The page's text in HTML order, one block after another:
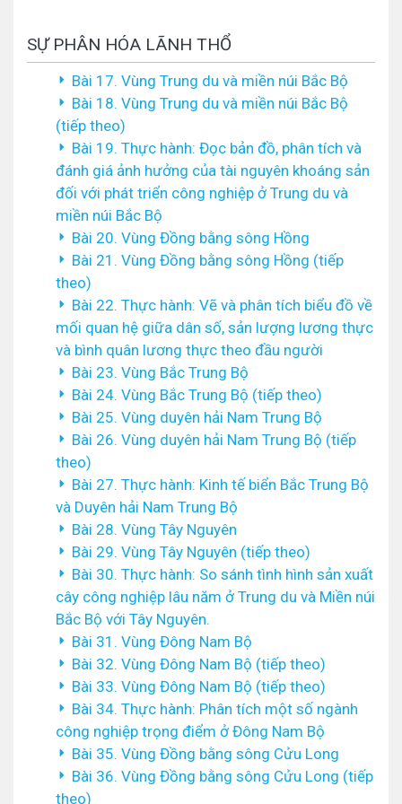
SỰ PHÂN HÓA LÃNH THỔ
Bài 17. Vùng Trung du và miền núi Bắc Bộ
Bài 18. Vùng Trung du và miền núi Bắc Bộ
(tiếp theo)
Bài 19. Thực hành: Đọc bản đồ, phân tích và
đánh giá ảnh hưởng của tài nguyên khoáng sản
đối với phát triển công nghiệp ở Trung du và
miền núi Bắc Bộ
Bài 20. Vùng Đồng bằng sông Hồng
Bài 21. Vùng Đồng bằng sông Hồng (tiếp
theo)
Bài 22. Thực hành: Vẽ và phân tích biểu đồ về
mối quan hệ giữa dân số, sản lượng lương thực
và bình quân lương thực theo đầu người
Bài 23. Vùng Bắc Trung Bộ
Bài 24. Vùng Bắc Trung Bộ (tiếp theo)
Bài 25. Vùng duyên hải Nam Trung Bộ
Bài 26. Vùng duyên hải Nam Trung Bộ (tiếp
theo)
Bài 27. Thực hành: Kinh tế biển Bắc Trung Bộ
và Duyên hải Nam Trung Bộ
Bài 28. Vùng Tây Nguyên
Bài 29. Vùng Tây Nguyên (tiếp theo)
Bài 30. Thực hành: So sánh tình hình sản xuất
cây công nghiệp lâu năm ở Trung du và Miền núi
Bắc Bộ với Tây Nguyên.
Bài 31. Vùng Đông Nam Bộ
Bài 32. Vùng Đông Nam Bộ (tiếp theo)
Bài 33. Vùng Đông Nam Bộ (tiếp theo)
Bài 34. Thực hành: Phân tích một số ngành
công nghiệp trọng điểm ở Đông Nam Bộ
Bài 35. Vùng Đồng bằng sông Cửu Long
Bài 36. Vùng Đồng bằng sông Cửu Long (tiếp
theo)